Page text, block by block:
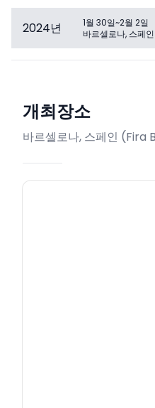
2024년
1월 30일~2월 2일
바르셀로나, 스페인
개최장소
바르셀로나, 스페인 (Fira